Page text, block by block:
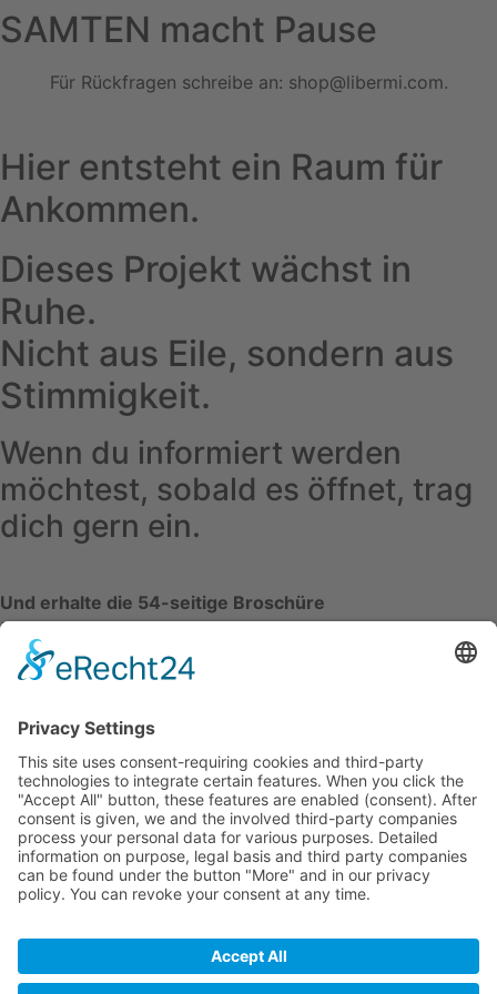
SAMTEN macht Pause
Für Rückfragen schreibe an: shop@libermi.com.
Hier entsteht ein Raum für
Ankommen.
Dieses Projekt wächst in
Ruhe.
Nicht aus Eile, sondern aus
Stimmigkeit.
Wenn du informiert werden
möchtest, sobald es öffnet, trag
dich gern ein.
Und erhalte die 54-seitige Broschüre
“7 Schritte auf dem Weg zur Integrität”, kostenlos zum
Herunterladen.
Mit der Anmeldung erhältst Du regelmäßig Informationen
zu Workshops, zum Podcast, neue Challenges oder